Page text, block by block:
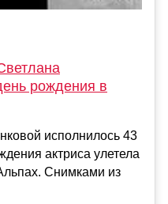
рождения в
исполнилось 43
актриса улетела
Снимками из